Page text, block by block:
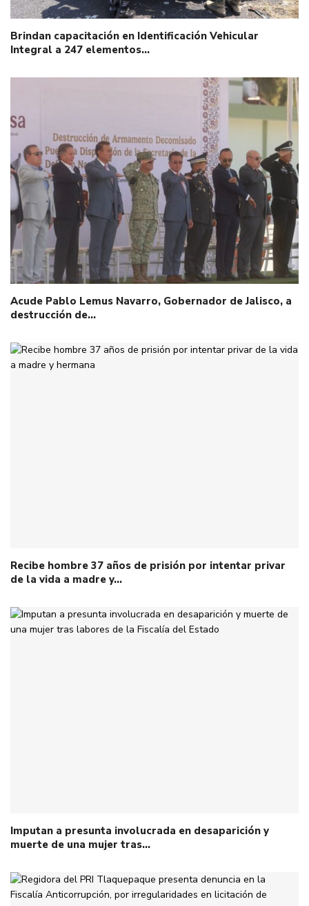
Brindan capacitación en Identificación Vehicular
Integral a 247 elementos…
Acude Pablo Lemus Navarro, Gobernador de Jalisco, a
destrucción de…
Recibe hombre 37 años de prisión por intentar privar
de la vida a madre y…
Imputan a presunta involucrada en desaparición y
muerte de una mujer tras…